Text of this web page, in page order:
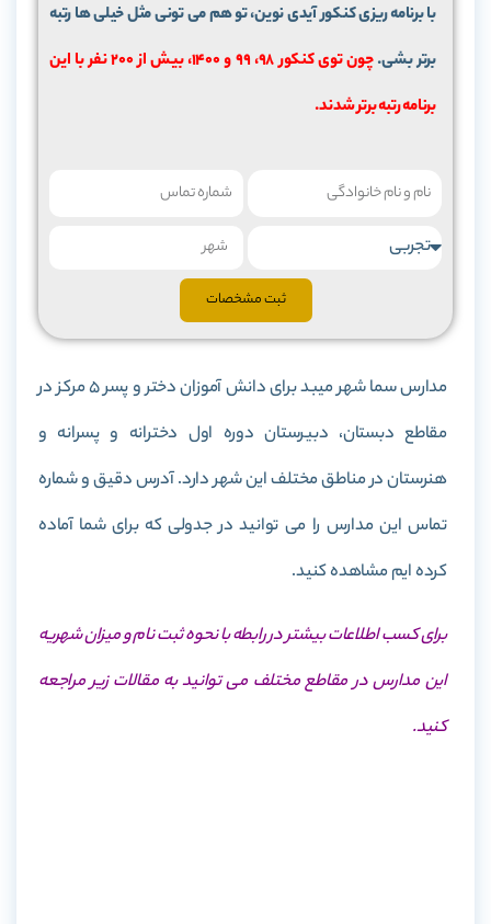
با برنامه ریزی کنکور آیدی نوین، تو هم می تونی مثل خیلی ها رتبه
برتر بشی.
چون توی کنکور 98، 99 و 1400، بیش از 200 نفر با این
برنامه رتبه برتر شدند.
ثبت مشخصات
مدارس سما شهر میبد برای دانش آموزان دختر و پسر 5 مرکز در
مقاطع دبستان، دبیرستان دوره اول دخترانه و پسرانه و
هنرستان در مناطق مختلف این شهر دارد. آدرس دقیق و شماره
تماس این مدارس را می توانید در جدولی که برای شما آماده
کرده ایم مشاهده کنید.
برای کسب اطلاعات بیشتر در رابطه با نحوه ثبت نام و میزان شهریه
این مدارس در مقاطع مختلف می توانید به مقالات زیر مراجعه
کنید.